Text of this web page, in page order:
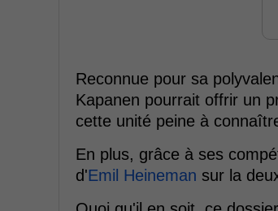
Reconnue pour sa
Kapanen pourrait offrir un
cette unité peine à
En plus, grâce à ses
d'Emil Heineman sur la